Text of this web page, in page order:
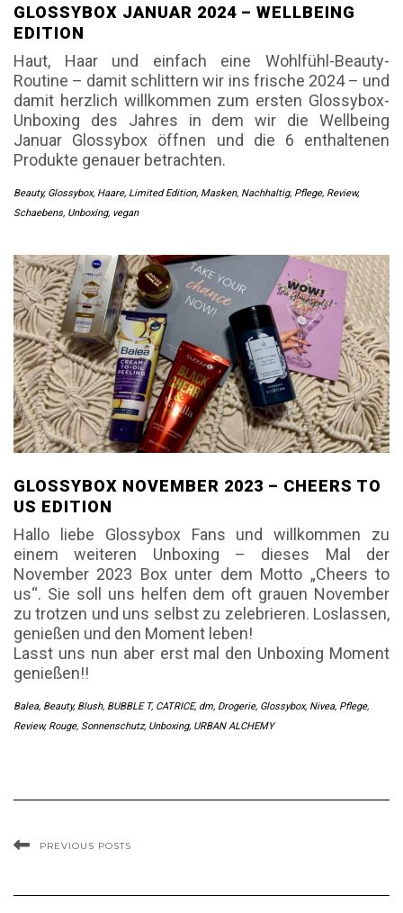
GLOSSYBOX JANUAR 2024 – WELLBEING
EDITION
Haut, Haar und einfach eine Wohlfühl-Beauty-
Routine – damit schlittern wir ins frische 2024 – und
damit herzlich willkommen zum ersten Glossybox-
Unboxing des Jahres in dem wir die Wellbeing
Januar Glossybox öffnen und die 6 enthaltenen
Produkte genauer betrachten.
Beauty, Glossybox, Haare, Limited Edition, Masken, Nachhaltig, Pflege, Review,
Schaebens, Unboxing, vegan
GLOSSYBOX NOVEMBER 2023 – CHEERS TO
US EDITION
Hallo liebe Glossybox Fans und willkommen zu
einem weiteren Unboxing – dieses Mal der
November 2023 Box unter dem Motto „Cheers to
us“. Sie soll uns helfen dem oft grauen November
zu trotzen und uns selbst zu zelebrieren. Loslassen,
genießen und den Moment leben!
Lasst uns nun aber erst mal den Unboxing Moment
genießen!!
Balea, Beauty, Blush, BUBBLE T, CATRICE, dm, Drogerie, Glossybox, Nivea, Pflege,
Review, Rouge, Sonnenschutz, Unboxing, URBAN ALCHEMY
PREVIOUS POSTS